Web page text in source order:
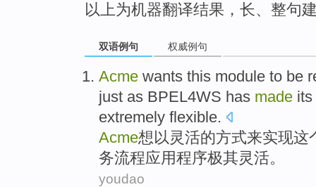
以上为机器翻译结果，长、整句
双语例句 权威例句
Acme wants this module to be
just as BPEL4WS has made
extremely flexible.
Acme想 以灵活的方式来实现这
务流程应用程序极其灵活。
youdao